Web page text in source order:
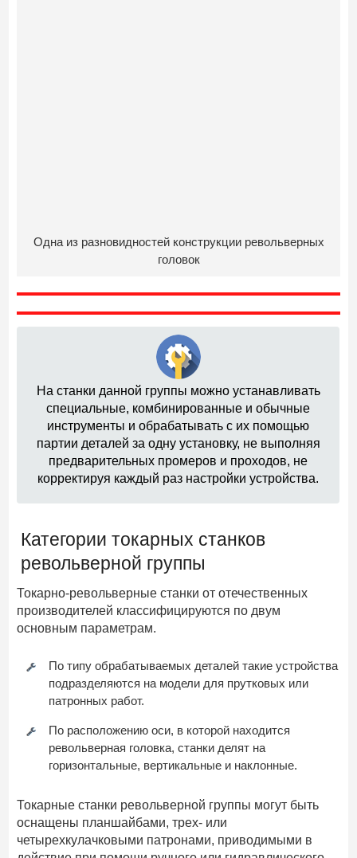
Одна из разновидностей конструкции револьверных
головок
На станки данной группы можно устанавливать
специальные, комбинированные и обычные
инструменты и обрабатывать с их помощью
партии деталей за одну установку, не выполняя
предварительных промеров и проходов, не
корректируя каждый раз настройки устройства.
Категории токарных станков
револьверной группы
Токарно-револьверные станки от отечественных
производителей классифицируются по двум
основным параметрам.
По типу обрабатываемых деталей такие устройства
подразделяются на модели для прутковых или
патронных работ.
По расположению оси, в которой находится
револьверная головка, станки делят на
горизонтальные, вертикальные и наклонные.
Токарные станки револьверной группы могут быть
оснащены планшайбами, трех- или
четырехкулачковыми патронами, приводимыми в